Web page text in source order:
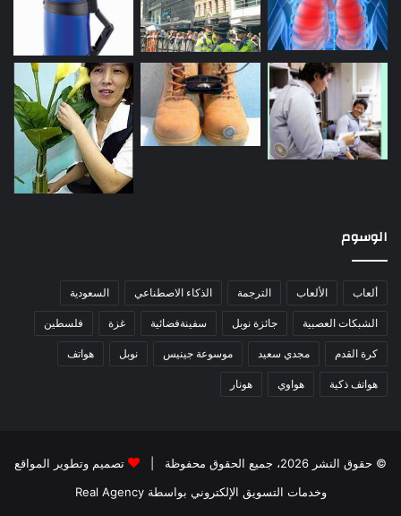
الوسوم
ألعاب الألعاب الترجمة الذكاء الاصطناعي السعودية
الشبكات العصبية جائزة نوبل سفينةفضائية غزة فلسطين
كرة القدم مجدي سعيد موسوعة جينيس نوبل هواتف
هواتف ذكية هواوي هونار
© حقوق النشر 2026، جميع الحقوق محفوظة |
تصميم وتطوير المواقع
وخدمات التسويق الإلكتروني بواسطة Real Agency